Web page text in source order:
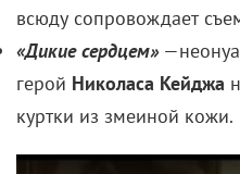
всюду сопровождает
«Дикие сердцем»
герой Николаса Кейджа
куртки из змеиной кожи.